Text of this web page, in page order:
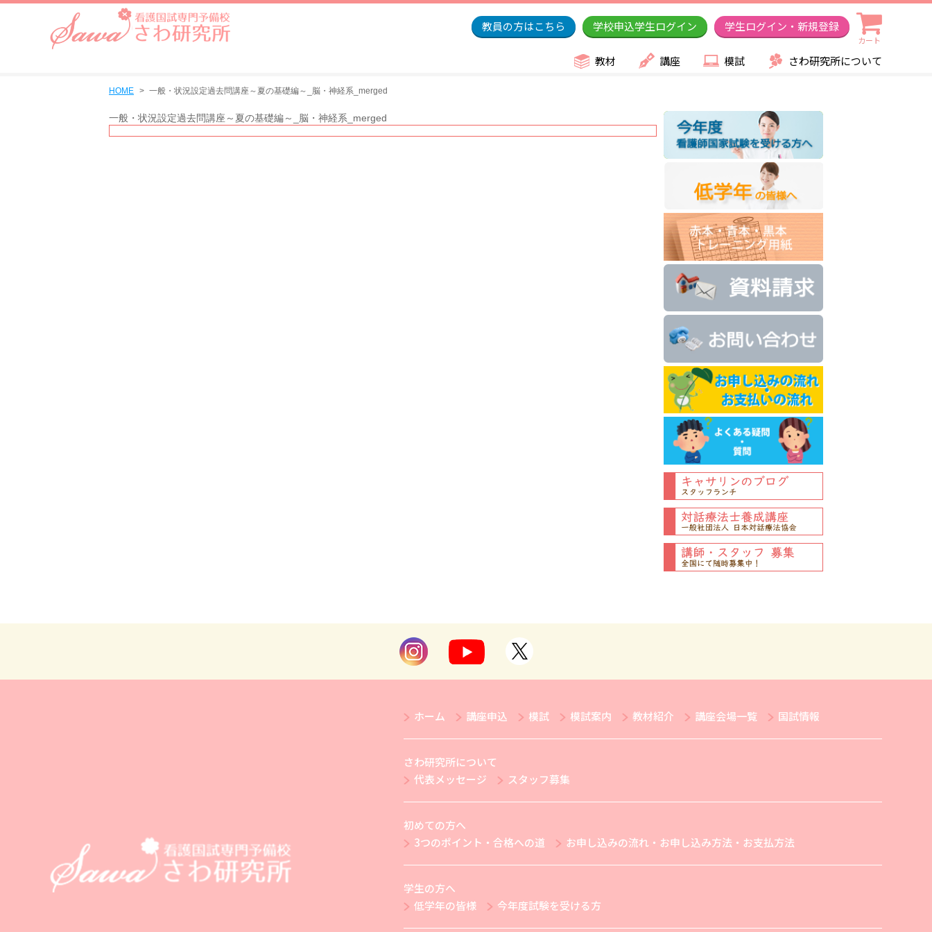
教員の方はこちら 学校申込学生ログイン 学生ログイン・新規登録
カート
教材 講座 模試 さわ研究所について
HOME 一般・状況設定過去問講座～夏の基礎編～_脳・神経系_merged
一般・状況設定過去問講座～夏の基礎編～_脳・神経系_merged
ホーム 講座申込 模試 模試案内 教材紹介 講座会場一覧 国試情報
さわ研究所について
代表メッセージ
スタッフ募集
初めての方へ
3つのポイント・合格への道
お申し込みの流れ・お申し込み方法・お支払方法
学生の方へ
低学年の皆様
今年度試験を受ける方